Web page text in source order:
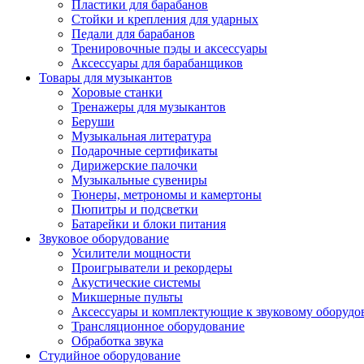
Пластики для барабанов
Стойки и крепления для ударных
Педали для барабанов
Тренировочные пэды и аксессуары
Аксессуары для барабанщиков
Товары для музыкантов
Хоровые станки
Тренажеры для музыкантов
Беруши
Музыкальная литература
Подарочные сертификаты
Дирижерские палочки
Музыкальные сувениры
Тюнеры, метрономы и камертоны
Пюпитры и подсветки
Батарейки и блоки питания
Звуковое оборудование
Усилители мощности
Проигрыватели и рекордеры
Акустические системы
Микшерные пульты
Аксессуары и комплектующие к звуковому
Трансляционное оборудование
Обработка звука
Студийное оборудование